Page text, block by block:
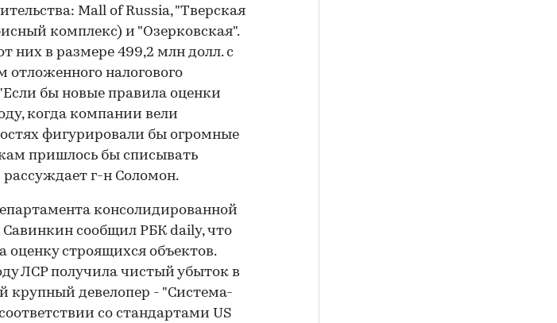
Mall of Russia, "Тверская
комплекс) и "Озерковская".
них в размере 499,2 млн долл. с
налогового
бы новые правила оценки
когда компании вели
фигурировали бы огромные
пришлось бы списывать
г-н Соломон.
консолидированной
сообщил РБК daily, что
строящихся объектов.
ЛСР получила чистый убыток в
крупный девелопер - "Система-
со стандартами US